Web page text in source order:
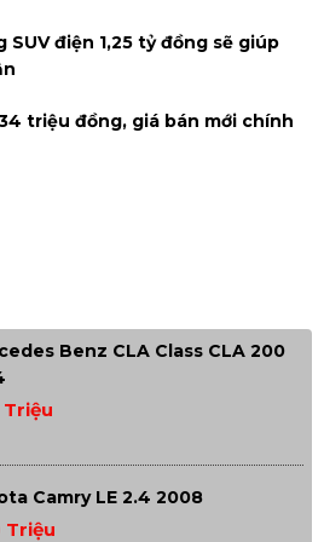
điện 1,25 tỷ đồng sẽ giúp
34 triệu đồng, giá bán mới chính
Benz CLA Class CLA 200
Camry LE 2.4 2008
Triệu